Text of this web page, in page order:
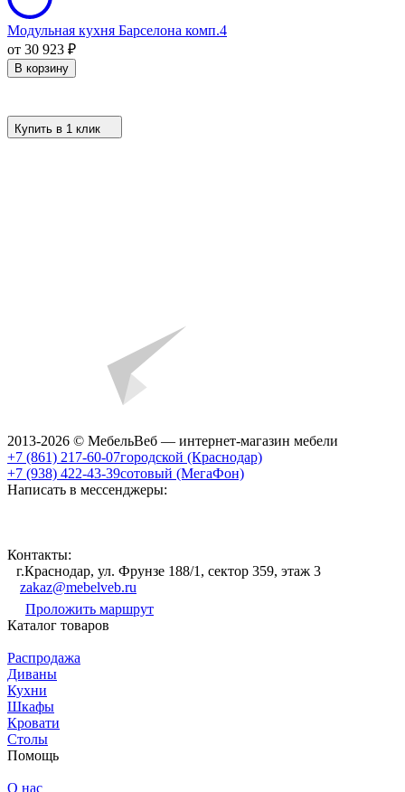
Модульная кухня Барселона комп.4
от 30 923 ₽
В корзину
Купить в 1 клик
2013-2026 © МебельВеб — интернет-магазин мебели
+7 (861) 217-60-07городской (Краснодар)
+7 (938) 422-43-39сотовый (МегаФон)
Написать в мессенджеры:
Контакты:
г.Краснодар, ул. Фрунзе 188/1, сектор 359, этаж 3
zakaz@mebelveb.ru
Проложить маршрут
Каталог товаров
Распродажа
Диваны
Кухни
Шкафы
Кровати
Столы
Помощь
О нас